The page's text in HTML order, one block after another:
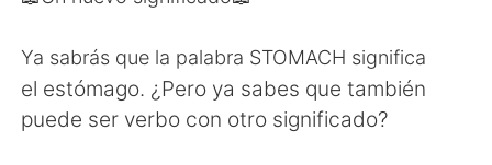
English 简体中文
Ya sabrás que la palabra STOMACH significa
el estómago. ¿Pero ya sabes que también
puede ser verbo con otro significado?